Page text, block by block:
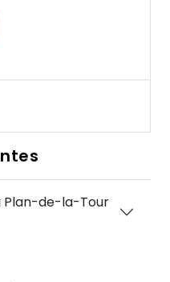
Plan-de-la-Tour